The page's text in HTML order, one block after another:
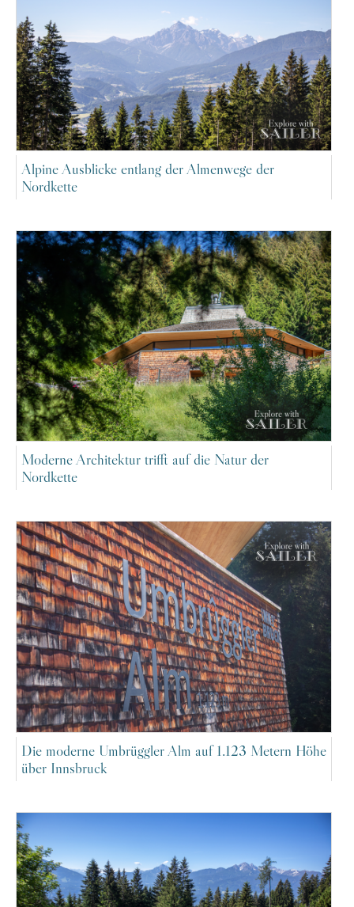
Alpine Ausblicke entlang der Almenwege der
Nordkette
Moderne Architektur trifft auf die Natur der
Nordkette
Die moderne Umbrüggler Alm auf 1.123 Metern Höhe
über Innsbruck